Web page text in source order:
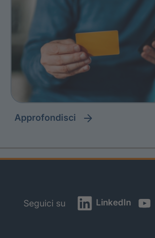
approfondisci
Seguici su LinkedIn